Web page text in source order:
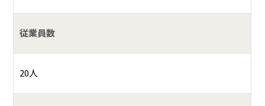
従業員数
20人